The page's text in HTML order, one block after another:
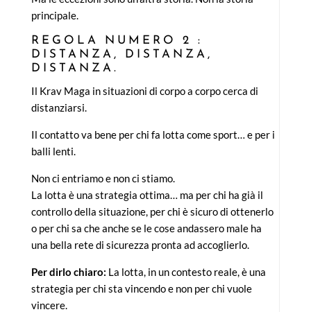
principale.
REGOLA NUMERO 2
:
DISTANZA, DISTANZA,
DISTANZA.
Il Krav Maga in situazioni di corpo a corpo cerca di
distanziarsi.
Il contatto va bene per chi fa lotta come sport… e per i
balli lenti.
Non ci entriamo e non ci stiamo.
La lotta è una strategia ottima… ma per chi ha già il
controllo della situazione, per chi è sicuro di ottenerlo
o per chi sa che anche se le cose andassero male ha
una bella rete di sicurezza pronta ad accoglierlo.
Per dirlo chiaro: La lotta, in un contesto reale, è una
strategia per chi sta vincendo e non per chi vuole
vincere.